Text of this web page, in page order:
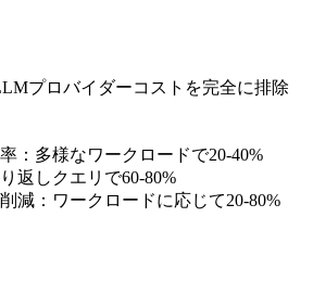
プロバイダーコストを完全に排除
：多様なワークロードで20-40%
返しクエリで60-80%
減：ワークロードに応じて20-80%